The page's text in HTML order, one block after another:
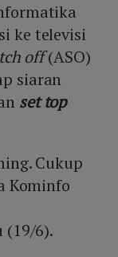
ke televisi
off(ASO)
siaran
set top
Cukup
Kominfo
(19/6).